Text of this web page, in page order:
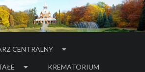
CENTRALNY
KREMATORIUM